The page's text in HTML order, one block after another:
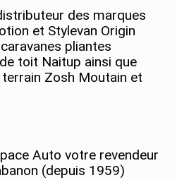
des marques
et Stylevan Origin
pliantes
toit Naitup ainsi que
Zosh Moutain et
Auto votre revendeur
(depuis 1959)